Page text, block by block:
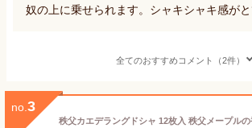
奴の上に乗せられます。シャキシャキ感がと
全てのおすすめコメント（2件）
no. 3